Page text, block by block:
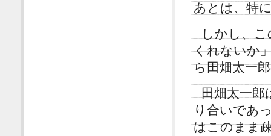
あとは、特
しかし、
くれないか
ら田畑太一
田畑太一
り合いであ
はこのまま